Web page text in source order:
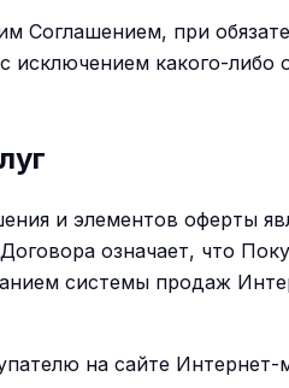
Соглашением, при
какого-либо
и элементов оферты
означает, что
системы продаж
на сайте Интернет-